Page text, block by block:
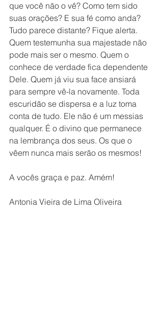
que você não o vê? Como tem sido
suas orações? E sua fé como anda?
Tudo parece distante? Fique alerta.
Quem testemunha sua majestade não
pode mais ser o mesmo. Quem o
conhece de verdade fica dependente
Dele. Quem já viu sua face ansiará
para sempre vê-la novamente. Toda
escuridão se dispersa e a luz toma
conta de tudo. Ele não é um messias
qualquer. É o divino que permanece
na lembrança dos seus. Os que o
vêem nunca mais serão os mesmos!
A vocês graça e paz. Amém!
Antonia Vieira de Lima Oliveira